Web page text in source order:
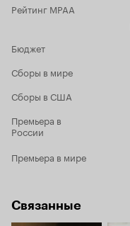
Рейтинг MPAA
Бюджет
Сборы в мире
Сборы в США
Премьера в
России
Премьера в мире
Связанные